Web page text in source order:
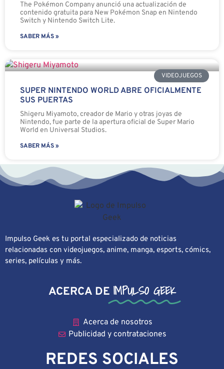
The Pokémon Company anunció una actualización de
contenido gratuita para New Pokémon Snap en Nintendo
Switch y Nintendo Switch Lite.
SABER MÁS »
VIDEOJUEGOS
SUPER NINTENDO WORLD ABRE OFICIALMENTE
SUS PUERTAS
Shigeru Miyamoto, creador de Mario y otras joyas de
Nintendo, fue parte de la apertura oficial de Super Mario
World en Universal Studios.
SABER MÁS »
Impulso Geek es tu portal especializado de noticias
relacionadas con videojuegos, anime, manga, esports, cómics,
series, películas y más.
ACERCA DE IMPULSO GEEK
Acerca de nosotros
Publicidad y contrataciones
REDES SOCIALES